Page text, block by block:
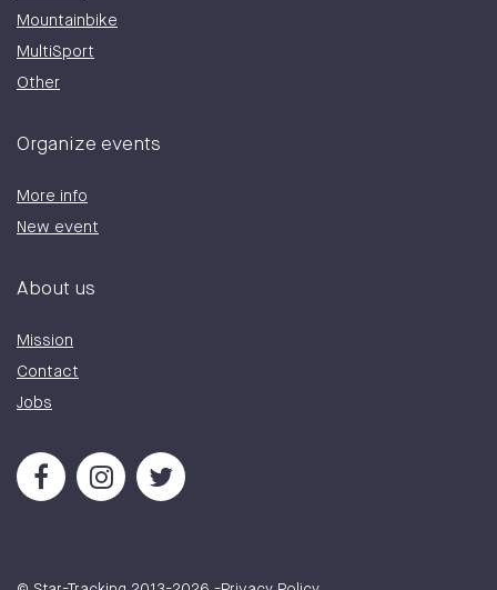
Mountainbike
MultiSport
Other
Organize events
More info
New event
About us
Mission
Contact
Jobs